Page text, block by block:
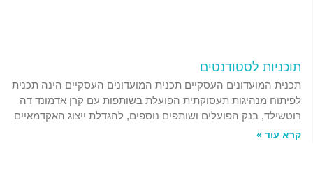
תוכניות לסטודנטים
תכנית המועדונים העסקיים תכנית המועדונים העסקיים הינה תכנית
לפיתוח מנהיגות תעסוקתית הפועלת בשותפות עם קרן אדמונד דה
רוטשילד, בנק הפועלים ושותפים נוספים, להגדלת ייצוג האקדמאיים
קרא עוד »